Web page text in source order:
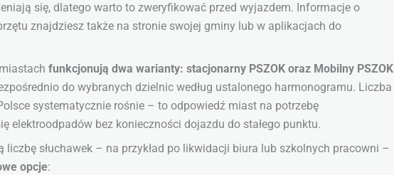
się, dlatego warto to zweryfikować przed wyjazdem. Informacje o
znajdziesz także na stronie swojej gminy lub w aplikacjach do
funkcjonują dwa warianty: stacjonarny PSZOK oraz Mobilny PSZOK
do wybranych dzielnic według ustalonego harmonogramu. Liczba
systematycznie rośnie – to odpowiedź miast na potrzebę
elektroodpadów bez konieczności dojazdu do stałego punktu.
słuchawek – na przykład po likwidacji biura lub szkolnych pracowni –
opcje: